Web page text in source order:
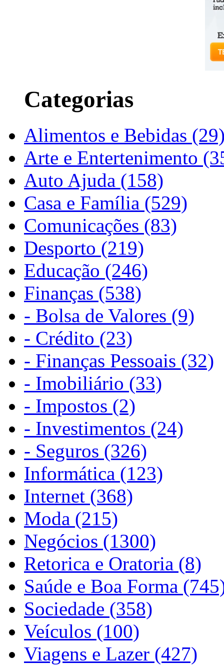
Categorias
Alimentos e Bebidas
Arte e Entertenimento
Auto Ajuda (158)
Casa e Família (529)
Comunicações (83)
Desporto (219)
Educação (246)
Finanças (538)
- Bolsa de Valores (9)
- Crédito (23)
- Finanças Pessoais (32)
- Imobiliário (33)
- Impostos (2)
- Investimentos (24)
- Seguros (326)
Informática (123)
Internet (368)
Moda (215)
Negócios (1300)
Retorica e Oratoria (8)
Saúde e Boa Forma
Sociedade (358)
Veículos (100)
Viagens e Lazer (427)